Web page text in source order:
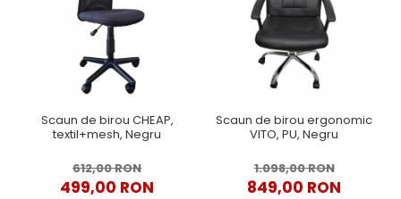
Scaun de birou CHEAP,
textil+mesh, Negru
612,00 RON
499,00 RON
Scaun de birou ergonomic
VITO, PU, Negru
1.098,00 RON
849,00 RON